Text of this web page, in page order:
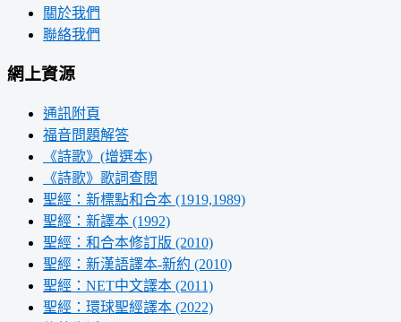
關於我們
聯絡我們
網上資源
通訊附頁
福音問題解答
《詩歌》(增選本)
《詩歌》歌詞查閱
聖經：新標點和合本 (1919,1989)
聖經：新譯本 (1992)
聖經：和合本修訂版 (2010)
聖經：新漢語譯本-新約 (2010)
聖經：NET中文譯本 (2011)
聖經：環球聖經譯本 (2022)